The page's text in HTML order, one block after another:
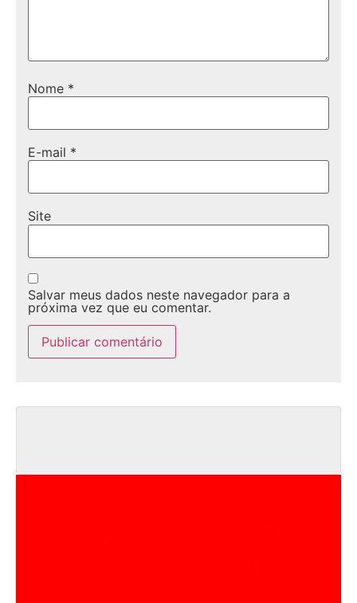
Nome *
E-mail *
Site
Salvar meus dados neste navegador para a
próxima vez que eu comentar.